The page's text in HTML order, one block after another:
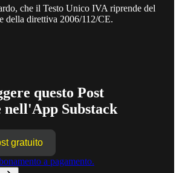
che il Testo Unico IVA riprende del
della direttiva 2006/112/CE.
questo Post
Substack
gratuito
a pagamento.